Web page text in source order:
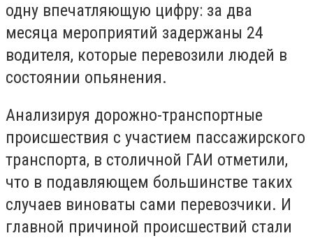
одну впечатляющую цифру: за два
месяца мероприятий задержаны 24
водителя, которые перевозили людей в
состоянии опьянения.
Анализируя дорожно-транспортные
происшествия с участием пассажирского
транспорта, в столичной ГАИ отметили,
что в подавляющем большинстве таких
случаев виноваты сами перевозчики. И
главной причиной происшествий стали